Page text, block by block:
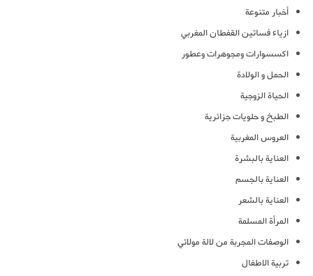
أخبار متنوعة
ازياء فساتين القفطان المغربي
اكسسوارات ومجوهرات وعطور
الحمل و الولادة
الحياة الزوجية
الطبخ و حلويات جزائرية
العروس المغربية
العناية بالبشرة
العناية بالجسم
العناية بالشعر
المرأة المسلمة
الوصفات المجربة من لالة مولاتي
تربية الاطفال